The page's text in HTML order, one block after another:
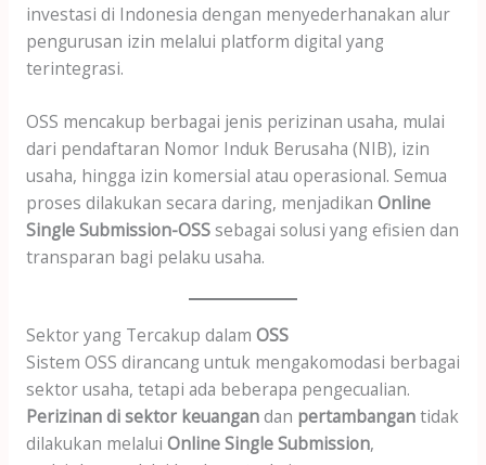
investasi di Indonesia dengan menyederhanakan alur
pengurusan izin melalui platform digital yang
terintegrasi.
OSS mencakup berbagai jenis perizinan usaha, mulai
dari pendaftaran Nomor Induk Berusaha (NIB), izin
usaha, hingga izin komersial atau operasional. Semua
proses dilakukan secara daring, menjadikan Online
Single Submission-OSSsebagai solusi yang efisien dan
transparan bagi pelaku usaha.
Sektor yang Tercakup dalam OSS
Sistem OSS dirancang untuk mengakomodasi berbagai
sektor usaha, tetapi ada beberapa pengecualian.
Perizinan di sektor keuangandan pertambangantidak
dilakukan melalui Online Single Submission,